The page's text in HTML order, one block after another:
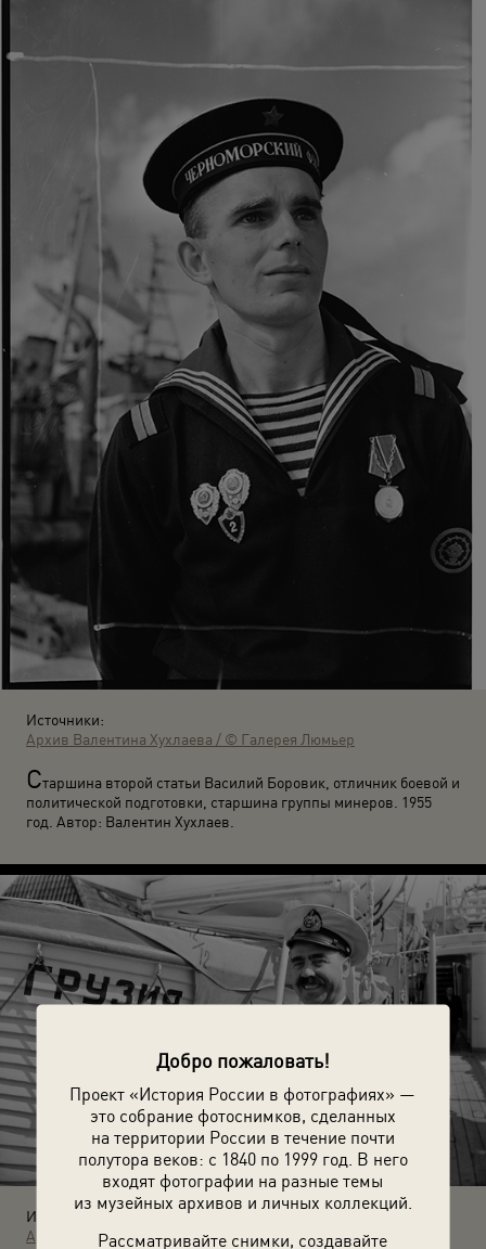
Добро пожаловать!
Проект «История России в фотографиях» —
это собрание фотоснимков, сделанных
на территории России в течение почти
полутора веков: с 1840 по 1999 год. В него
входят фотографии на разные темы
из музейных архивов и личных коллекций.
Рассматривайте снимки, создавайте
Источники:
Архив Валентина Хухлаева / © Галерея Люмьер
Старшина второй статьи Василий Боровик, отличник боевой и
политической подготовки, старшина группы минеров. 1955
год. Автор: Валентин Хухлаев.
Источники:
Архив Валентина Хухлаева / © Галерея Люмьер